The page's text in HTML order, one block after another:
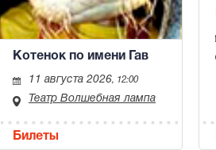
Котенок по имени Гав
11 августа 2026, 12:00
Театр Волшебная лампа
Билеты